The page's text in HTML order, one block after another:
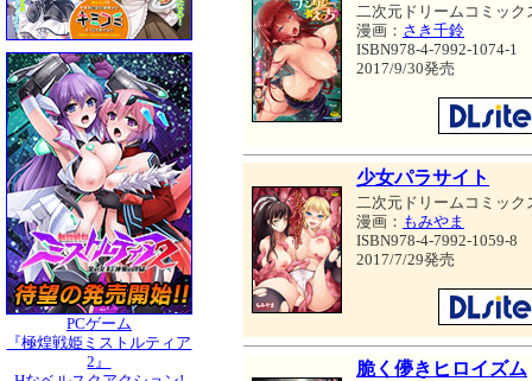
PCゲーム
『極煌戦姫ミストルティア
2』
二次元ドリームコミック
漫画： さき千鈴
ISBN978-4-7992-1074-1
2017/9/30発売
少女パラサイト
二次元ドリームコミック
漫画： もみやま
ISBN978-4-7992-1059-8
2017/7/29発売
脆く儚きヒロイズム